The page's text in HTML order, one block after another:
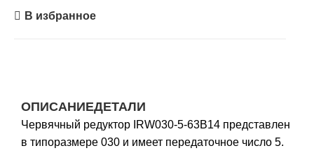
В избранное
ОПИСАНИЕДЕТАЛИ
Червячный редуктор IRW030-5-63B14 представлен
в типоразмере 030 и имеет передаточное число 5.